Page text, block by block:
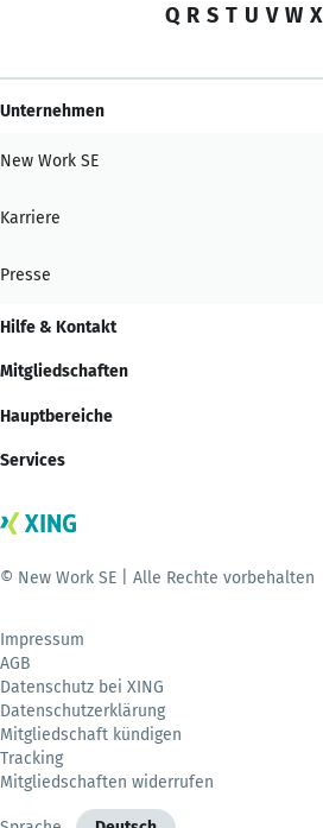
Q R S T U V W X
Unternehmen
New Work SE
Karriere
Presse
Hilfe & Kontakt
Mitgliedschaften
Hauptbereiche
Services
© New Work SE | Alle Rechte vorbehalten
Impressum
AGB
Datenschutz bei XING
Datenschutzerklärung
Mitgliedschaft kündigen
Tracking
Mitgliedschaften widerrufen